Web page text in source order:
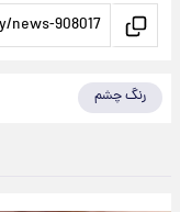
رنگ چشم